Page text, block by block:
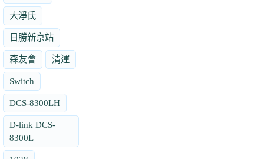
大淨氏
日勝新京站
森友會 清運
Switch
DCS-8300LH
D-link DCS-
8300L